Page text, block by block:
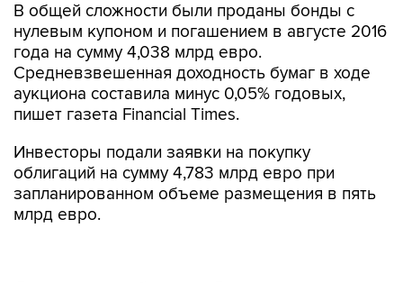
В общей сложности были проданы бонды с
нулевым купоном и погашением в августе 2016
года на сумму 4,038 млрд евро.
Средневзвешенная доходность бумаг в ходе
аукциона составила минус 0,05% годовых,
пишет газета Financial Times.
Инвесторы подали заявки на покупку
облигаций на сумму 4,783 млрд евро при
запланированном объеме размещения в пять
млрд евро.